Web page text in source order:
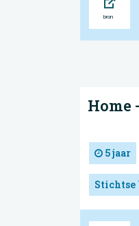
Home
5 jaar
Stichtse